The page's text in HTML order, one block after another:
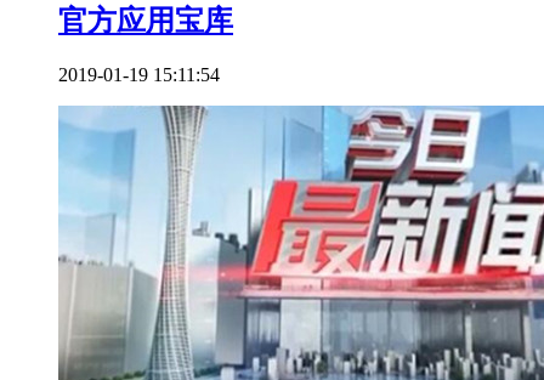
官方应用宝库
2019-01-19 15:11:54